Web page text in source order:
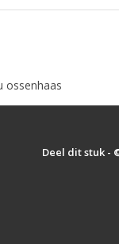
ossenhaas
Deel dit stuk -